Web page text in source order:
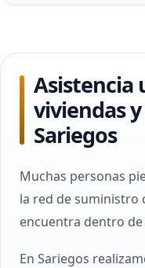
Asistencia
viviendas
Sariegos
Muchas personas
la red de suministro
encuentra dentro
En Sariegos